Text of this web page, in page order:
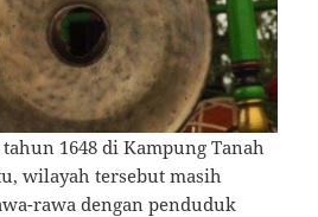
1648 di Kampung Tanah
wilayah tersebut masih
rawa dengan penduduk